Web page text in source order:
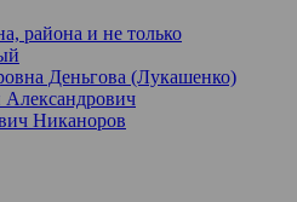
района и не только
Деньгова (Лукашенко)
Никаноров